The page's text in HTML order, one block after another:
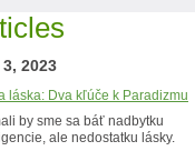
3, 2023
láska: Dva kľúče k Paradizmu
by sme sa báť nadbytku
ale nedostatku lásky.